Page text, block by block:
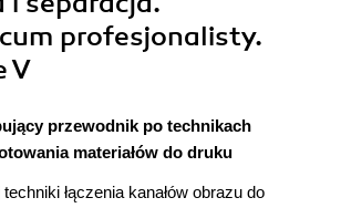
profesjonalisty.
V
przewodnik po technikach
materiałów do druku
łączenia kanałów obrazu do